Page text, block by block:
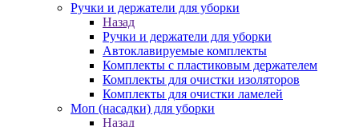
Ручки и держатели для уборки
Назад
Ручки и держатели для уборки
Автоклавируемые комплекты
Комплекты с пластиковым держателем
Комплекты для очистки изоляторов
Комплекты для очистки ламелей
Моп (насадки) для уборки
Назад